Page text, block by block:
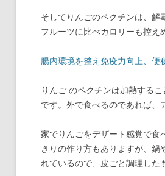
そしてりんごのペクチンは、解
フルーツに比べカロリーも控え
腸内環境を整え免疫力向上、便
りんご のペクチンは加熱する
です。外で食べるのであれば、
家でりんごをデザート感覚で食
きりの作り方もありますが、鍋
れているので、皮ごと調理した